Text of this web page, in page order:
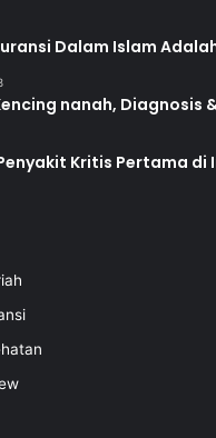
Dalam Islam
nanah, Diagnosis
Kritis Pertama di